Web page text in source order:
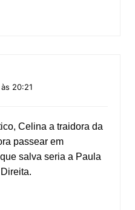
20:21
Celina a traidora da
passear em
salva seria a Paula